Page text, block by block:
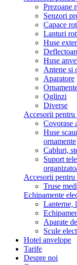
Prezoane
Senzori
Capace
Lanturi
Huse
Huse
Antene si
Aparatore
Oglinzi
Diverse
Accesorii
Covorase
Huse
ornamente
Cabluri,
Suport
Accesorii pentru
Truse
Echipamente
Lanterne,
Aparate
Scule
Hotel anvelope
Tarife
Despre noi